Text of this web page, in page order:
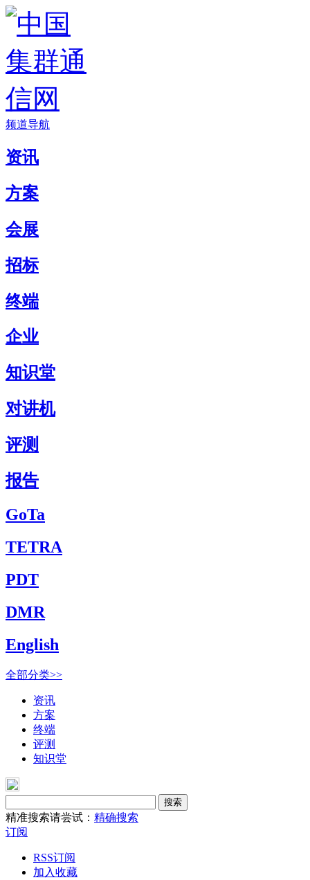
频道导航
资讯
方案
会展
招标
终端
企业
知识堂
对讲机
评测
报告
GoTa
TETRA
PDT
DMR
English
全部分类>>
资讯
方案
终端
评测
知识堂
搜索
精准搜索请尝试： 精确搜索
订阅
RSS订阅
加入收藏